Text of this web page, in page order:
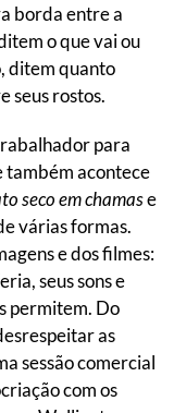
borda entre a
o que vai ou
ditem quanto
seus rostos.
para
também acontece
seco em chamase
várias formas.
e dos filmes:
seus sons e
permitem. Do
as
sessão comercial
com os